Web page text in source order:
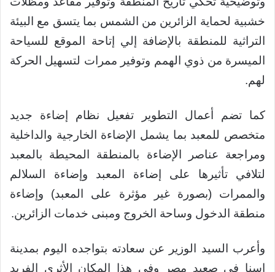
خشبية لحماية الزائرين من الشمس بما يتسق مع البيئة
التراثية للمنطقة بالإضافة إلي إتاحة الموقع للسياحة
الميسرة من ذوي الهمم وتوفير ممرات لتسهيل الحركة
لهم.
كما تضم أعمال التطوير تفعيل نظام إضاءة جديد
متخصص للمعبد بما يشمل الإضاءة الخارجية والداخلية
ومراجعة عناصر الإضاءة بالمنطقة المحيطة بالمعبد
لتلافي تأثيرها على إضاءة المعبد وإضاءة السلالم
والممرات (بصورة غير مؤثرة على المعبد) وإضاءة
منطقة الدخول وساحة الخروج ومبنى خدمات الزائرين.
وأعرب السيد الوزير عن سعادته بتواجده اليوم بمدينة
إسنا في صعيد مصر وفي هذا المكان الأثري الفريد